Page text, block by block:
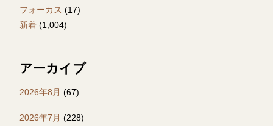
フォーカス (17)
新着 (1,004)
アーカイブ
2026年8月 (67)
2026年7月 (228)